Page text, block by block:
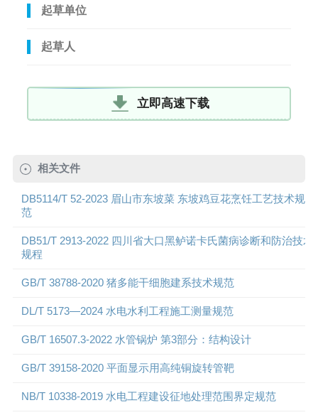
起草单位
起草人
立即高速下载
相关文件
DB5114/T 52-2023 眉山市东坡菜 东坡鸡豆花烹饪工艺技术规
范
DB51/T 2913-2022 四川省大口黑鲈诺卡氏菌病诊断和防治技术
规程
GB/T 38788-2020 猪多能干细胞建系技术规范
DL/T 5173—2024 水电水利工程施工测量规范
GB/T 16507.3-2022 水管锅炉 第3部分：结构设计
GB/T 39158-2020 平面显示用高纯铜旋转管靶
NB/T 10338-2019 水电工程建设征地处理范围界定规范